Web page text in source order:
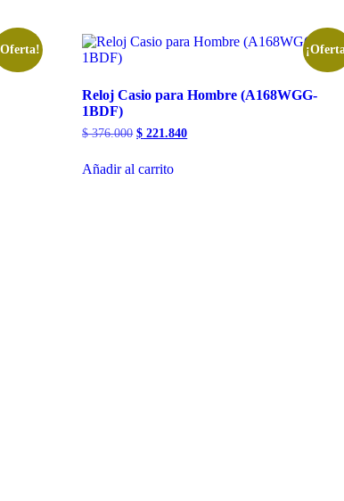
Reloj Casio para Hombre (A168WGG-
1BDF)
$376.000 El
original
era:
$ 221.840El
Añadir al carrito